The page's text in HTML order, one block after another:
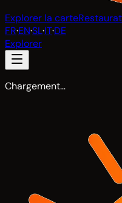
Explorer la carte
FR·EN·SL·IT·DE
Explorer
Chargement…